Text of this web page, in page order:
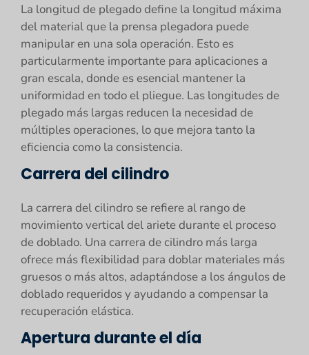
La longitud de plegado define la longitud máxima
del material que la prensa plegadora puede
manipular en una sola operación. Esto es
particularmente importante para aplicaciones a
gran escala, donde es esencial mantener la
uniformidad en todo el pliegue. Las longitudes de
plegado más largas reducen la necesidad de
múltiples operaciones, lo que mejora tanto la
eficiencia como la consistencia.
Carrera del cilindro
La carrera del cilindro se refiere al rango de
movimiento vertical del ariete durante el proceso
de doblado. Una carrera de cilindro más larga
ofrece más flexibilidad para doblar materiales más
gruesos o más altos, adaptándose a los ángulos de
doblado requeridos y ayudando a compensar la
recuperación elástica.
Apertura durante el día